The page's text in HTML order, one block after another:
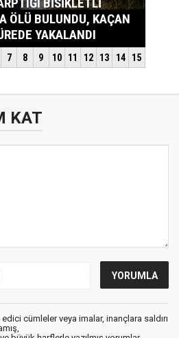
KAT
cümleler veya imalar, inançlara saldırı